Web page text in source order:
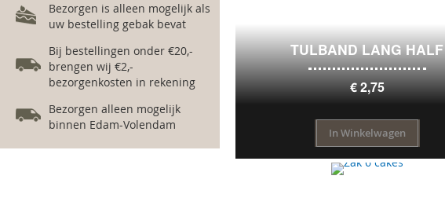
TULBAND LANG HALF
€ 2,75
In Winkelwagen
Bezorgen is alleen mogelijk als
uw bestelling gebak bevat
Bij bestellingen onder €20,-
brengen wij €2,-
bezorgenkosten in rekening
Bezorgen alleen mogelijk
binnen Edam-Volendam